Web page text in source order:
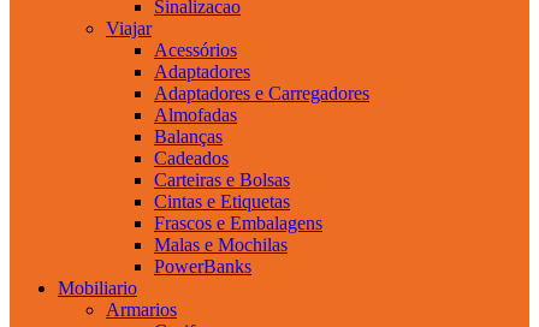
Sinalizacao
Viajar
Acessórios
Adaptadores
Adaptadores e Carregadores
Almofadas
Balanças
Cadeados
Carteiras e Bolsas
Cintas e Etiquetas
Frascos e Embalagens
Malas e Mochilas
PowerBanks
Mobiliario
Armarios